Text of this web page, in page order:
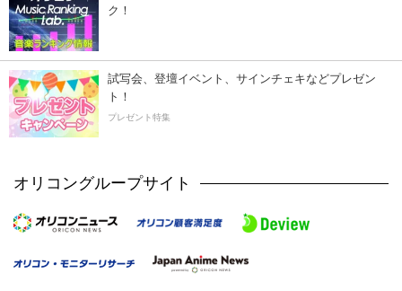
ク！
試写会、登壇イベント、サインチェキなどプレゼン
ト！
プレゼント特集
オリコングループサイト